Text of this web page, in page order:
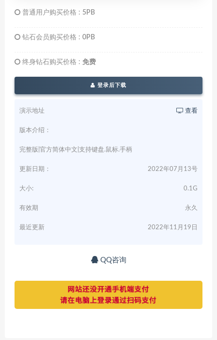
普通用户购买价格 : 5PB
钻石会员购买价格 : 0PB
终身钻石购买价格 : 免费
登录后下载
演示地址 查看
版本介绍：
完整版|官方简体中文|支持键盘.鼠标.手柄
更新日期： 2022年07月13号
大小: 0.1G
有效期 永久
最近更新 2022年11月19日
QQ咨询